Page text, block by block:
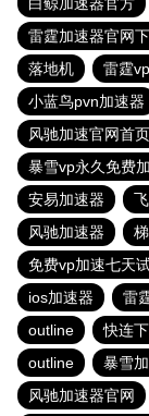
雷霆加速器官网
落地机
雷霆
小蓝鸟pvn加速器
风驰加速官网首页
暴雪vp永久免费
安易加速器
风驰加速器
免费vp加速七天
ios加速器
雷
outline
快连
outline
暴雪
风驰加速器官网